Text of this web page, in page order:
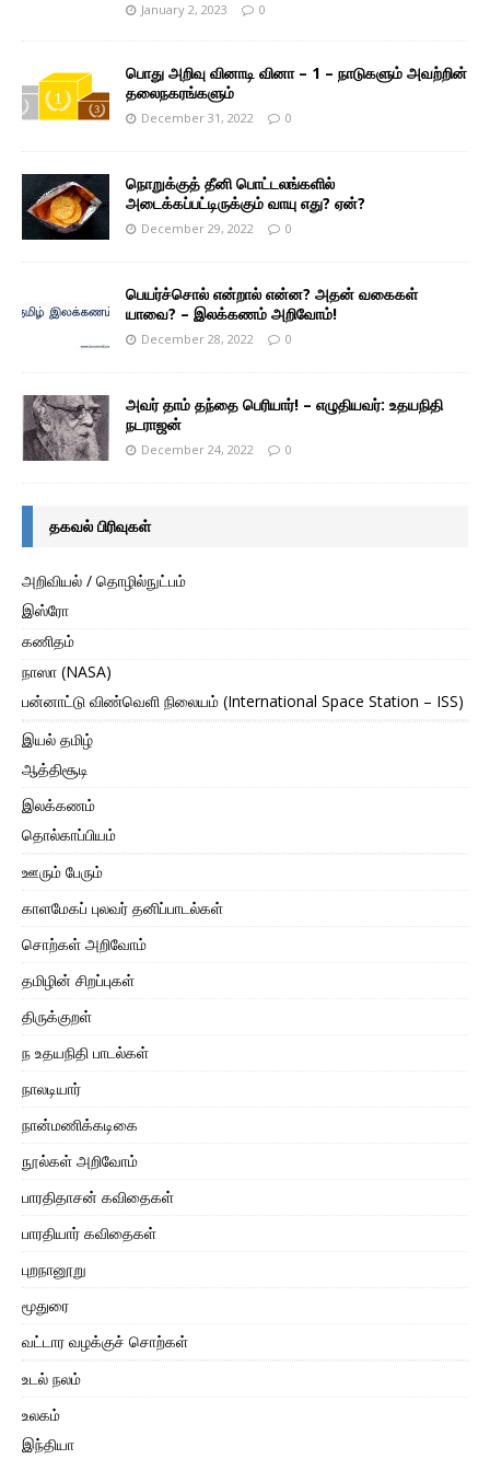
January 2, 2023 0
பொது அறிவு வினாடி வினா – 1 – நாடுகளும் அவற்றின்
தலைநகரங்களும்
December 31, 2022 0
நொறுக்குத் தீனி பொட்டலங்களில்
அடைக்கப்பட்டிருக்கும் வாயு எது? ஏன்?
December 29, 2022 0
பெயர்ச்சொல் என்றால் என்ன? அதன் வகைகள்
யாவை? – இலக்கணம் அறிவோம்!
December 28, 2022 0
அவர் தாம் தந்தை பெரியார்! – எழுதியவர்: உதயநிதி
நடராஜன்
December 24, 2022 0
தகவல் பிரிவுகள்
அறிவியல் / தொழில்நுட்பம்
இஸ்ரோ
கணிதம்
நாஸா (NASA)
பன்னாட்டு விண்வெளி நிலையம் (International Space Station – ISS)
இயல் தமிழ்
ஆத்திசூடி
இலக்கணம்
தொல்காப்பியம்
ஊரும் பேரும்
காளமேகப் புலவர் தனிப்பாடல்கள்
சொற்கள் அறிவோம்
தமிழின் சிறப்புகள்
திருக்குறள்
ந உதயநிதி பாடல்கள்
நாலடியார்
நான்மணிக்கடிகை
நூல்கள் அறிவோம்
பாரதிதாசன் கவிதைகள்
பாரதியார் கவிதைகள்
புறநானூறு
மூதுரை
வட்டார வழக்குச் சொற்கள்
உடல் நலம்
உலகம்
இந்தியா